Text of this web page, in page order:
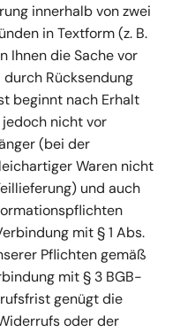
innerhalb von zwei
in Textform (z. B.
Ihnen die Sache vor
Rücksendung
beginnt nach Erhalt
nicht vor
(bei der
Waren nicht
und auch
mit § 1 Abs.
Pflichten gemäß
mit § 3 BGB-
genügt die
oder der